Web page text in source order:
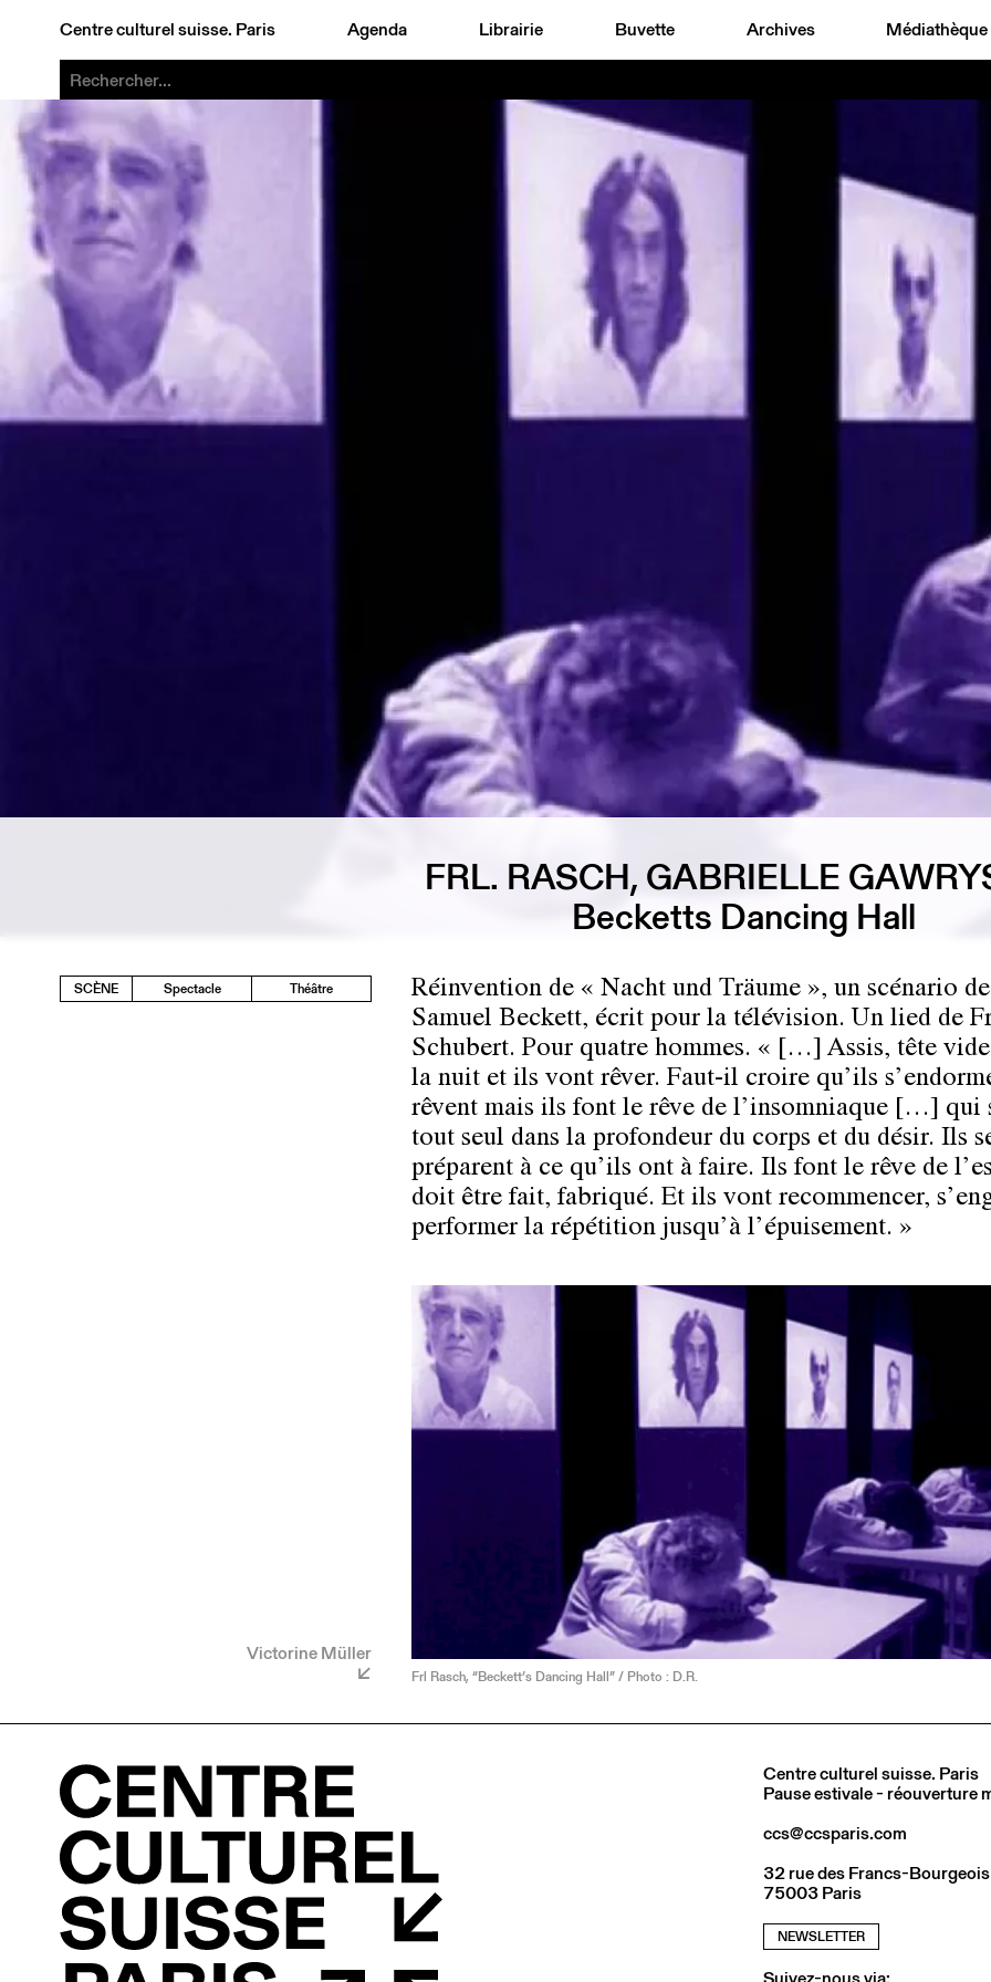
Centre culturel suisse. Paris Agenda Librairie Buvette Archives Médiathèque
FRL. RASCH, GABRIELLE
Becketts Dancing Hall
SCÈNE Spectacle Théâtre
Victorine Müller
Réinvention de « Nacht und Träume », un scénario de
Samuel Beckett, écrit pour la télévision. Un lied de
Schubert. Pour quatre hommes. « […] Assis, tête
la nuit et ils vont rêver. Faut-il croire qu’ils
rêvent mais ils font le rêve de l’insomniaque […] qui
tout seul dans la profondeur du corps et du désir. Ils
préparent à ce qu’ils ont à faire. Ils font le rêve de
doit être fait, fabriqué. Et ils vont recommencer,
performer la répétition jusqu’à l’épuisement. »
Frl Rasch, “Beckett’s Dancing Hall” / Photo : D.R.
Centre culturel suisse. Paris
Pause estivale - réouverture
ccs@ccsparis.com
32 rue des Francs-Bourgeois
75003 Paris
NEWSLETTER